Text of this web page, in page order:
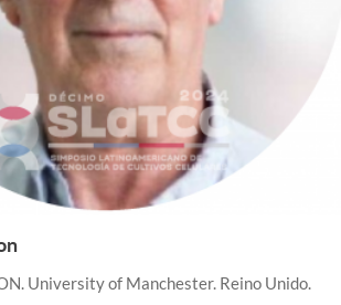
University of Manchester. Reino Unido.